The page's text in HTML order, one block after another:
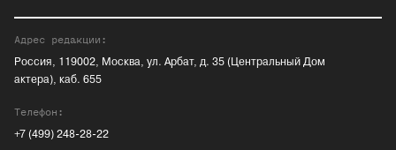
Адрес редакции:
Россия, 119002, Москва, ул. Арбат, д. 35 (Центральный Дом
актера), каб. 655
Телефон:
+7 (499) 248-28-22